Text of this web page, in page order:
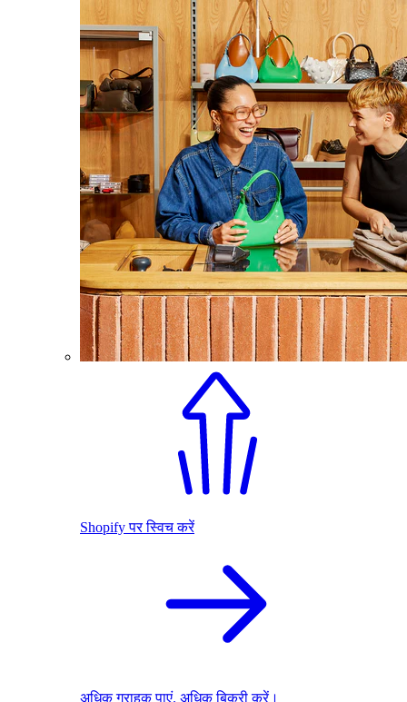
Shopify पर स्विच करें
अधिक ग्राहक पाएं. अधिक बिक्री करें।